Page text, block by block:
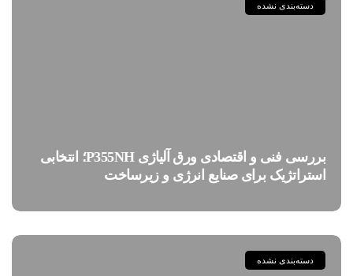
دسته‌بندی نشده
بررسی فنی و اقتصادی ورق آلیاژی P355NH؛ انتخابی
استراتژیک برای صنایع انرژی و زیرساخت
دسته‌بندی نشده